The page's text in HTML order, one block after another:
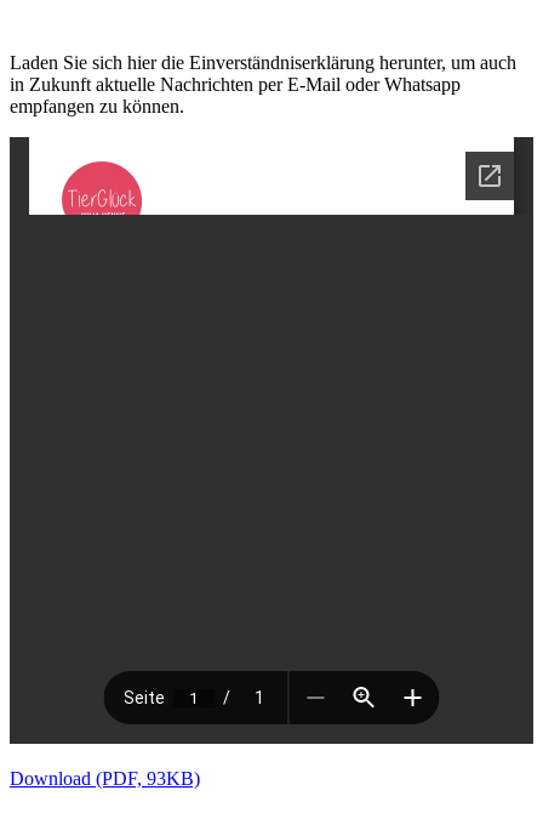
Laden Sie sich hier die Einverständniserklärung herunter, um auch
in Zukunft aktuelle Nachrichten per E-Mail oder Whatsapp
empfangen zu können.
Download (PDF, 93KB)